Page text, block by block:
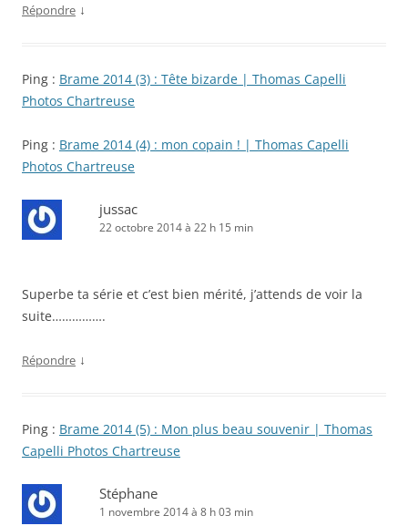
Répondre ↓
Ping : Brame 2014 (3) : Tête bizarde | Thomas Capelli
Photos Chartreuse
Ping : Brame 2014 (4) : mon copain ! | Thomas Capelli
Photos Chartreuse
jussac
22 octobre 2014 à 22 h 15 min
Superbe ta série et c’est bien mérité, j’attends de voir la
suite…………….
Répondre ↓
Ping : Brame 2014 (5) : Mon plus beau souvenir | Thomas
Capelli Photos Chartreuse
Stéphane
1 novembre 2014 à 8 h 03 min